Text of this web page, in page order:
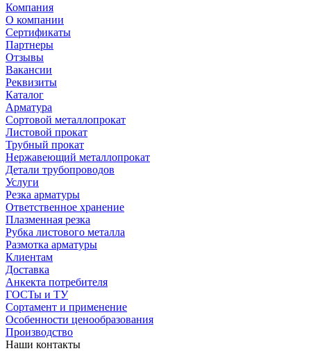
Компания
О компании
Сертификаты
Партнеры
Отзывы
Вакансии
Реквизиты
Каталог
Арматура
Сортовой металлопрокат
Листовой прокат
Трубный прокат
Нержавеющий металлопрокат
Детали трубопроводов
Услуги
Резка арматуры
Ответственное хранение
Плазменная резка
Рубка листового металла
Размотка арматуры
Клиентам
Доставка
Анкекта потребителя
ГОСТы и ТУ
Сортамент и применение
Особенности ценообразования
Производство
Наши контакты